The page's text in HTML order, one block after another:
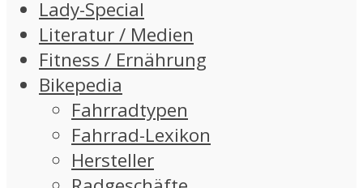
Lady-Special
Literatur / Medien
Fitness / Ernährung
Bikepedia
Fahrradtypen
Fahrrad-Lexikon
Hersteller